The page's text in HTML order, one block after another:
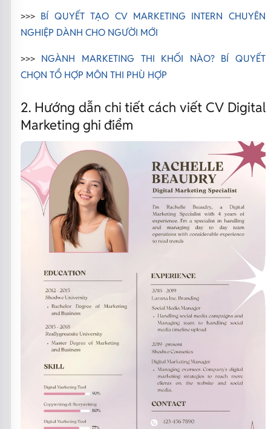
>>>BÍ QUYẾT TẠO CV MARKETING INTERN CHUYÊN
NGHIỆP DÀNH CHO NGƯỜI MỚI
>>>NGÀNH MARKETING THI KHỐI NÀO? BÍ QUYẾT
CHỌN TỔ HỢP MÔN THI PHÙ HỢP
2. Hướng dẫn chi tiết cách viết CV Digital
Marketing ghi điểm